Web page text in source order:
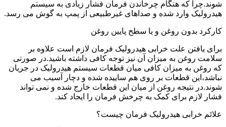
شوند.چرا که هنگام چرخاندن فرمان فشار زیادی به سیستم
هیدرولیک وارد شده و صداهای غیرطبیعی از پمپ به گوش می رسد.
کارکرد بدون روغن و یا سطح پایین روغن
برای یافتن علت خرابی هیدرولیک فرمان لازم است علاوه بر
سلامت روغن به میزان آن نیز توجه کافی داشته باشید.در صورتی
که روغن به میزان کافی میان قطعات سیستم هیدرولیک در جریان
نباشد،این قطعات بر روی هم ساییده شده و دچار آسیب می
شوند.در نتیجه روغن از میان این قطعات خارج شده و نمی تواند
فشار لازم برای کمک به چرخش فرمان را ایجاد کند.
علائم خرابی هیدرولیک فرمان چیست؟